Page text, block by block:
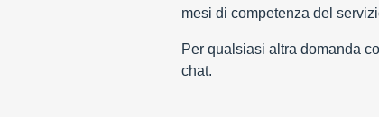
mesi di competenza del
Per qualsiasi altra domanda
chat.